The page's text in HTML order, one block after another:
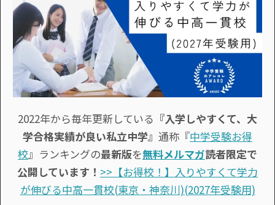
2022年から毎年更新している 『入学しやすくて、大
学合格実績が良い私立中学』 通称『中学受験お得
校』ランキングの最新版を無料メルマガ読者限定で
公開しています！ >>【お得校！】入りやすくて学力
が伸びる中高一貫校(東京・神奈川)(2027年受験用)